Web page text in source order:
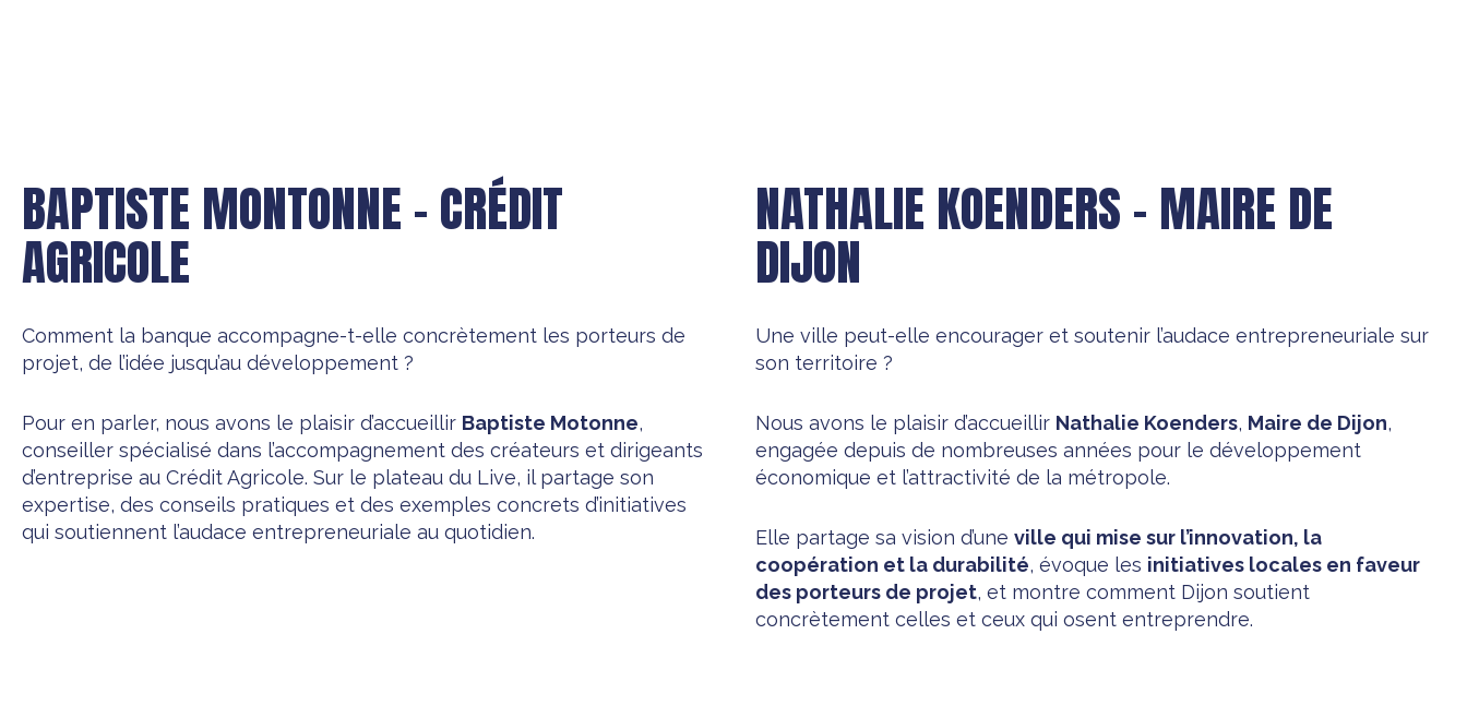
BAPTISTE MONTONNE – CRÉDIT
AGRICOLE
Comment la banque accompagne-t-elle concrètement les porteurs de
projet, de l’idée jusqu’au développement ?
Pour en parler, nous avons le plaisir d’accueillir Baptiste Motonne,
conseiller spécialisé dans l’accompagnement des créateurs et dirigeants
d’entreprise au Crédit Agricole. Sur le plateau du Live, il partage son
expertise, des conseils pratiques et des exemples concrets d’initiatives
qui soutiennent l’audace entrepreneuriale au quotidien.
NATHALIE KOENDERS – MAIRE DE
DIJON
Une ville peut-elle encourager et soutenir l’audace entrepreneuriale sur
son territoire ?
Nous avons le plaisir d’accueillir Nathalie Koenders, Maire de Dijon,
engagée depuis de nombreuses années pour le développement
économique et l’attractivité de la métropole.
Elle partage sa vision d’une ville qui mise sur l’innovation, la
coopération et la durabilité, évoque les initiatives locales en faveur
des porteurs de projet, et montre comment Dijon soutient
concrètement celles et ceux qui osent entreprendre.